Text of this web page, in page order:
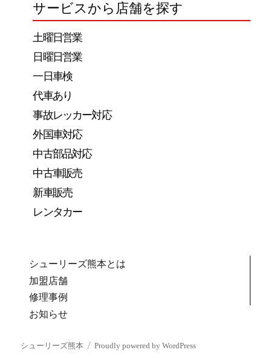
サービスから店舗を探す
土曜日営業
日曜日営業
一日車検
代車あり
事故レッカー対応
外国車対応
中古部品対応
中古車販売
新車販売
レンタカー
シューリーズ熊本とは
加盟店舗
修理事例
お知らせ
シューリーズ熊本 Proudly powered by WordPress